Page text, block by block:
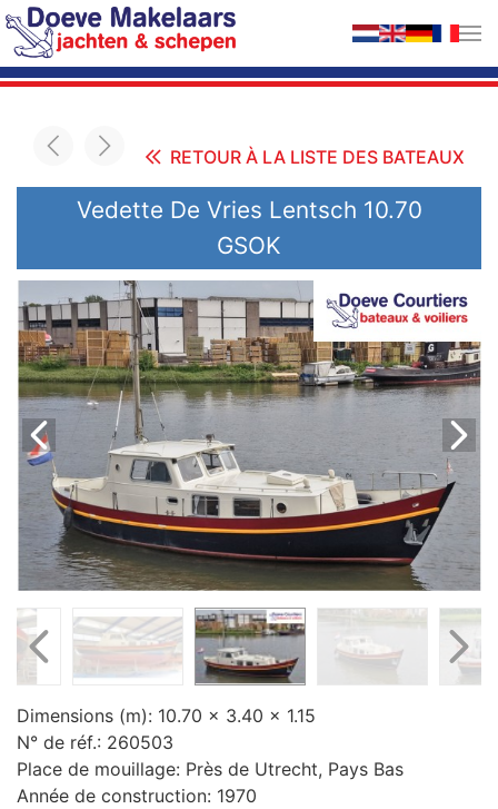
Accéder au contenu principal
RETOUR À LA LISTE DES BATEAUX
Vedette De Vries Lentsch 10.70
GSOK
Dimensions (m): 10.70 x 3.40 x 1.15
N° de réf.: 260503
Place de mouillage: Près de Utrecht, Pays Bas
Année de construction: 1970